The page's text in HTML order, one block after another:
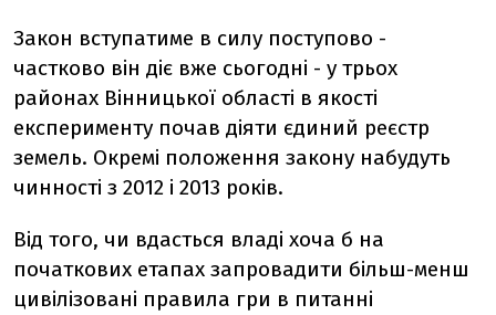
Закон вступатиме в силу поступово -
частково він діє вже сьогодні - у трьох
районах Вінницької області в якості
експерименту почав діяти єдиний реєстр
земель. Окремі положення закону набудуть
чинності з 2012 і 2013 років.
Від того, чи вдасться владі хоча б на
початкових етапах запровадити більш-менш
цивілізовані правила гри в питанні